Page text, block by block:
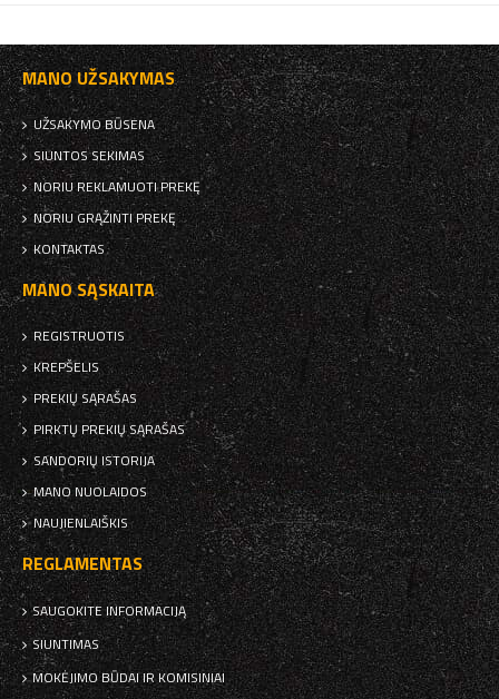
MANO UŽSAKYMAS
UŽSAKYMO BŪSENA
SIUNTOS SEKIMAS
NORIU REKLAMUOTI PREKĘ
NORIU GRĄŽINTI PREKĘ
KONTAKTAS
MANO SĄSKAITA
REGISTRUOTIS
KREPŠELIS
PREKIŲ SĄRAŠAS
PIRKTŲ PREKIŲ SĄRAŠAS
SANDORIŲ ISTORIJA
MANO NUOLAIDOS
NAUJIENLAIŠKIS
REGLAMENTAS
SAUGOKITE INFORMACIJĄ
SIUNTIMAS
MOKĖJIMO BŪDAI IR KOMISINIAI